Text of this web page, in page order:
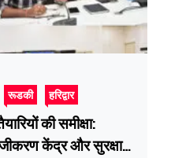
रूडकी हरिद्वार
की समीक्षा:
केंद्र और सुरक्षा